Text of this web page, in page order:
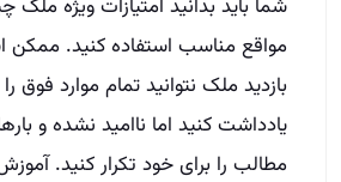
شما باید بدانید امتیازات ویژه ملک
مواقع مناسب استفاده کنید. ممکن
بازدید ملک نتوانید تمام موارد فوق
یادداشت کنید اما ناامید نشده و
مطالب را برای خود تکرار کنید.